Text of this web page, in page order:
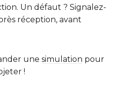
Un défaut ? Signalez-
réception, avant
une simulation pour
!